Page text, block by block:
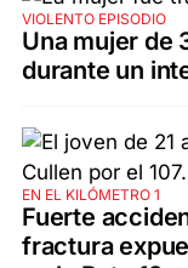
VIOLENTO EPISODIO
Una mujer de
durante un
EN EL KILÓMETRO 1
Fuerte
fractura